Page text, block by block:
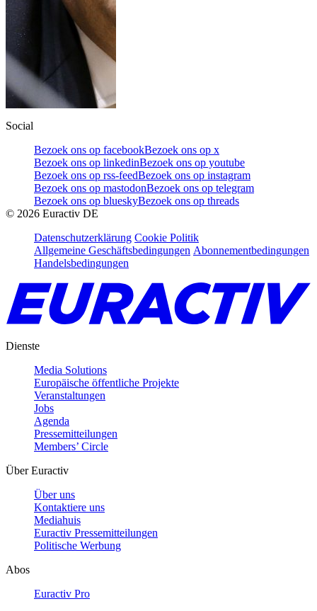
Social
Bezoek ons op facebookBezoek ons op x
Bezoek ons op linkedinBezoek ons op youtube
Bezoek ons op rss-feedBezoek ons op instagram
Bezoek ons op mastodonBezoek ons op telegram
Bezoek ons op blueskyBezoek ons op threads
© 2026 Euractiv DE
Datenschutzerklärung Cookie Politik
Allgemeine Geschäftsbedingungen Abonnementbedingungen
Handelsbedingungen
Dienste
Media Solutions
Europäische öffentliche Projekte
Veranstaltungen
Jobs
Agenda
Pressemitteilungen
Members’ Circle
Über Euractiv
Über uns
Kontaktiere uns
Mediahuis
Euractiv Pressemitteilungen
Politische Werbung
Abos
Euractiv Pro